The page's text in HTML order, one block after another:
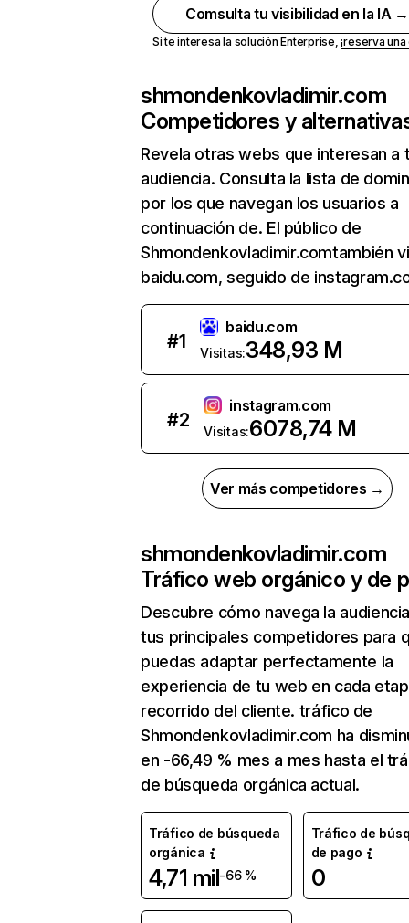
Comsulta tu visibilidad en la IA →
Si te interesa la solución Enterprise,¡reserva
shmondenkovladimir.com
Competidores y
Revela otras webs que interesan a
audiencia. Consulta la lista de
por los que navegan los usuarios a
continuación de. El público de
Shmondenkovladimir.comtambién
baidu.com, seguido de
#1
baidu.com
Visitas:348,93 M
#2
instagram.com
Visitas:6078,74 M
Ver más competidores →
shmondenkovladimir.com
Tráfico web orgánico y de
Descubre cómo navega la
tus principales competidores para
puedas adaptar perfectamente la
experiencia de tu web en cada
recorrido del cliente. tráfico de
Shmondenkovladimir.com ha
en -66,49 % mes a mes hasta el
de búsqueda orgánica actual.
Tráfico de búsqueda
orgánica
4,71 mil-66 %
Tráfico de
de pago
0